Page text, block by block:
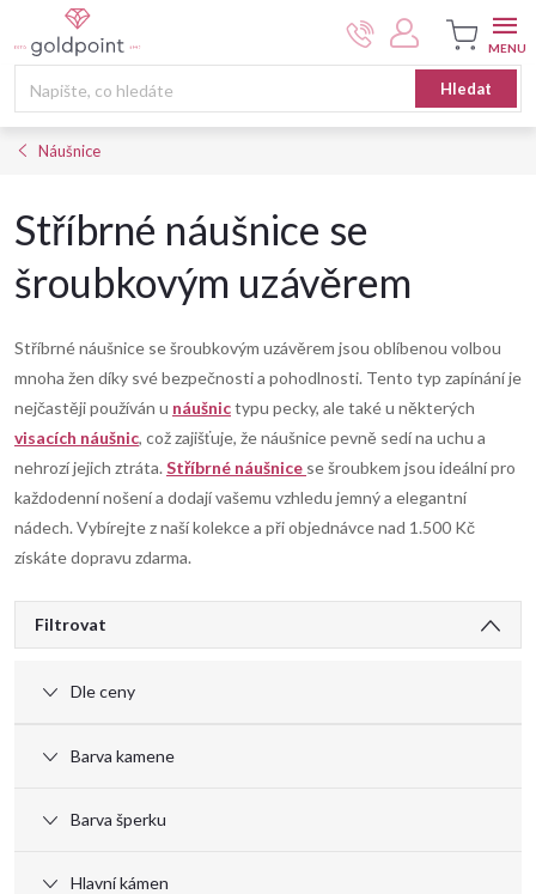
na
Hledat
Nákupní
košík
Náušnice
Stříbrné náušnice se
šroubkovým uzávěrem
Stříbrné náušnice se šroubkovým uzávěrem jsou oblíbenou volbou
mnoha žen díky své bezpečnosti a pohodlnosti. Tento typ zapínání je
nejčastěji používán u náušnictypu pecky, ale také u některých
visacích náušnic, což zajišťuje, že náušnice pevně sedí na uchu a
nehrozí jejich ztráta. Stříbrné náušnice se šroubkem jsou ideální pro
každodenní nošení a dodají vašemu vzhledu jemný a elegantní
nádech. Vybírejte z naší kolekce a při objednávce nad 1.500 Kč
získáte dopravu zdarma.
Filtrovat
Dle ceny
Barva kamene
Barva šperku
Hlavní kámen
V